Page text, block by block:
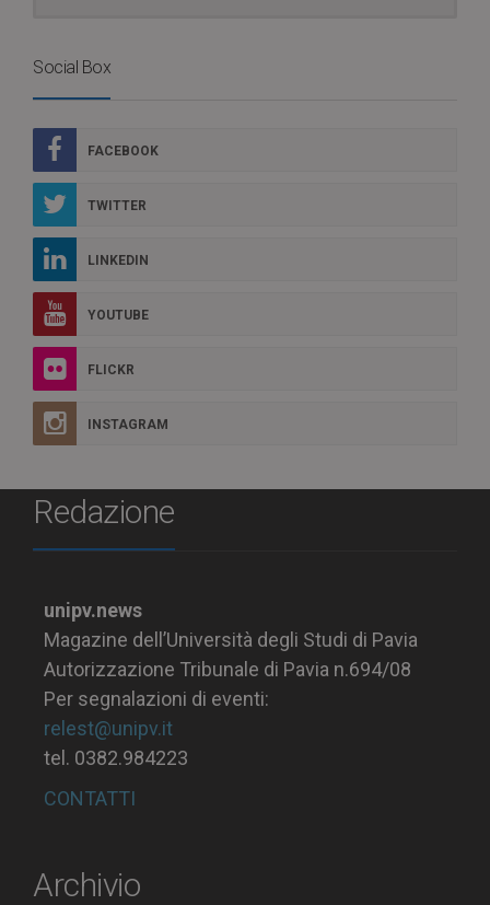
Social Box
FACEBOOK
TWITTER
LINKEDIN
YOUTUBE
FLICKR
INSTAGRAM
Redazione
unipv.news
Magazine dell’Università degli Studi di Pavia
Autorizzazione Tribunale di Pavia n.694/08
Per segnalazioni di eventi:
relest@unipv.it
tel. 0382.984223
CONTATTI
Archivio